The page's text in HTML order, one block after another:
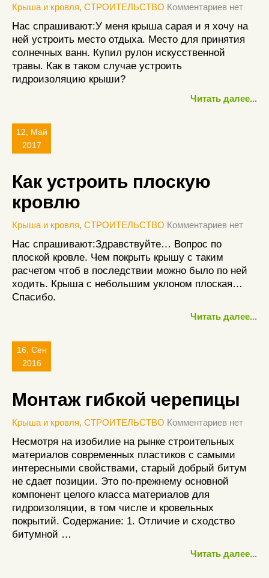
Крыша и кровля, СТРОИТЕЛЬСТВО Комментариев нет
Нас спрашивают:У меня крыша сарая и я хочу на
ней устроить место отдыха. Место для принятия
солнечных ванн. Купил рулон искусственной
травы. Как в таком случае устроить
гидроизоляцию крыши?
Читать далее...
12, Май
2017
Как устроить плоскую
кровлю
Крыша и кровля, СТРОИТЕЛЬСТВО Комментариев нет
Нас спрашивают:Здравствуйте… Вопрос по
плоской кровле. Чем покрыть крышу с таким
расчетом чтоб в последствии можно было по ней
ходить. Крыша с небольшим уклоном плоская…
Спасибо.
Читать далее...
16, Сен
2016
Монтаж гибкой черепицы
Крыша и кровля, СТРОИТЕЛЬСТВО Комментариев нет
Несмотря на изобилие на рынке строительных
материалов современных пластиков с самыми
интересными свойствами, старый добрый битум
не сдает позиции. Это по-прежнему основной
компонент целого класса материалов для
гидроизоляции, в том числе и кровельных
покрытий. Содержание: 1. Отличие и сходство
битумной …
Читать далее...